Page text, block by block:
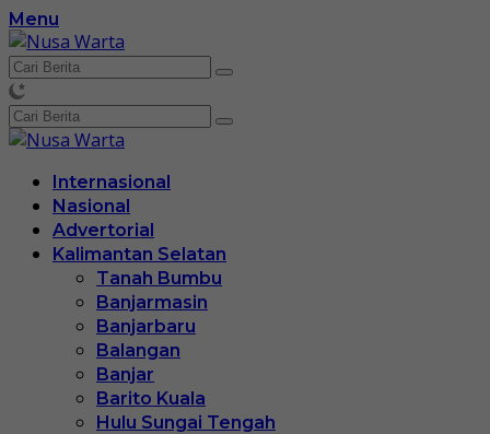
Langsung
ke
konten
Menu
Internasional
Nasional
Advertorial
Kalimantan Selatan
Tanah Bumbu
Banjarmasin
Banjarbaru
Balangan
Banjar
Barito Kuala
Hulu Sungai Tengah